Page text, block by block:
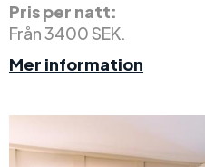
Pris per natt:
Från 3400 SEK.
Mer information